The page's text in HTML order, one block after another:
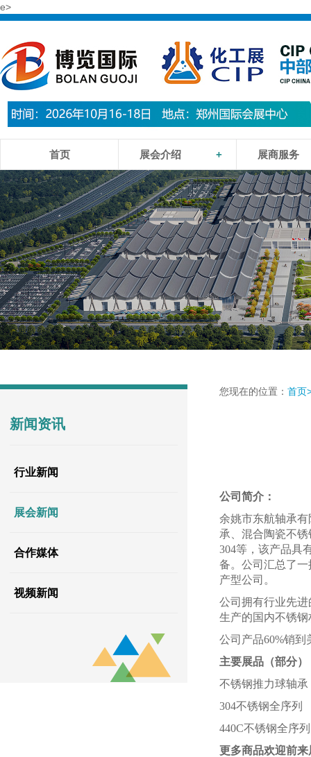
e>
首页 展会介绍 + 展商服务
您现在的位置： 首页
公司简介：
余姚市东航轴承
承、混合陶瓷不
304等，该产品具
备。公司汇总了
产型公司。
公司拥有行业先
生产的国内不锈
公司产品60%销到
主要展品（部分）
不锈钢推力球轴承
304不锈钢全序列
440C不锈钢全序列
更多商品欢迎前
新闻资讯
行业新闻
展会新闻
合作媒体
视频新闻